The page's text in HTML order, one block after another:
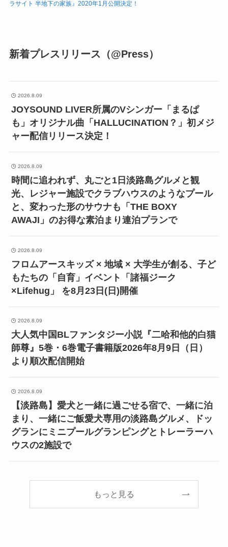
ラサイト 半地下の家族』2020年1月公開決定！
新着プレスリリース（@Press）
2026.8.09
JOYSOUND LIVER所属のVシンガー「まるぱ
も」オリジナル曲「HALLUCINATION？」初メジ
ャー配信リリース決定！
2026.8.09
時間に追われず、丸ごと1日淡路島グルメと観
光、レジャー施設でクラブハウスのようなプール
と、変わった形のサウナも「THE BOXY
AWAJI」のお得な素泊まり連泊プランで
2026.8.09
フロムアースキッズ × 地域 × 大学生が創る、子ど
もたちの「自育」イベント「諸福ジーク
×Lifehug」 を8月23日(日)開催
2026.8.09
大人気中国BLファンタジー小説『二哈和他的白猫
師尊』5巻・6巻電子書籍版2026年8月9日（日）
より順次配信開始
2026.8.09
【淡路島】愛犬と一緒に過ごせる宿で、一緒に泊
まり、一緒にご飯愛犬専用の淡路島グルメ、ドッ
グランにミニプールグランピングとトレーラーハ
ウスの2施設で
もっと見る